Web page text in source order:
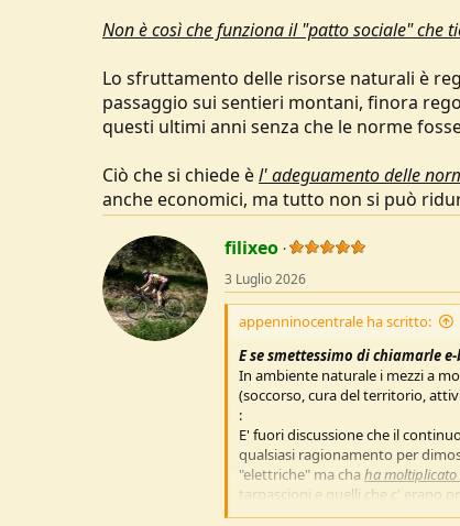
Non è così che funziona il "patto sociale" che
Lo sfruttamento delle risorse naturali è
passaggio sui sentieri montani, finora
questi ultimi anni senza che le norme
Ciò che si chiede èl' adeguamento delle
anche economici, ma tutto non si può
filixeo
3 Luglio 2026
appenninocentrale ha scritto:
E se smettessimo di chiamarle
In ambiente naturale i mezzi a
(soccorso, cura del territorio,
:
E' fuori discussione che il
qualsiasi ragionamento per
"elettriche" ma cha ha
tarpascioni e quelli che c' erano
numero che ha superato o sta